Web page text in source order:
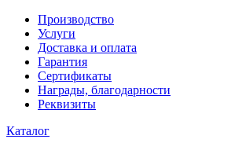
Производство
Услуги
Доставка и оплата
Гарантия
Сертификаты
Награды, благодарности
Реквизиты
Каталог